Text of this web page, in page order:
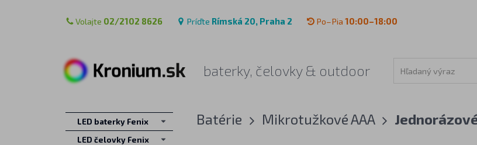
Volajte 02/2102 8626 Príďte Rímská 20, Praha 2 Po–Pia 10:00–18:00
baterky, čelovky & outdoor
Batérie Mikrotužkové AAA
LED baterky Fenix
LED čelovky Fenix